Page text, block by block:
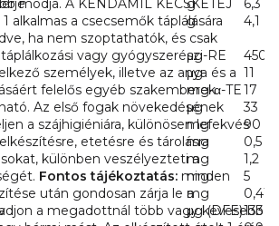
módja. A KENDAMIL KECSKETEJ
alkalmas a csecsemők táplálására
ha nem szoptathatók, és csak
vagy gyógyszerészi
személyek, illetve az anya és a
felelős egyéb szakemberek
Az első fogak növekedésének
a szájhigiéniára, különösen lefekvés
etetésre és tárolásra
különben veszélyezteti a
Fontos tájékoztatás: minden
után gondosan zárja le a
a megadottnál több vagy kevesebb
g
6,3
g
4,1
μg-RE
450
μg
11
mg-α-TE17
μg
33
mg
90
mg
0,5
mg
1,2
mg
5
mg
0,41
μg (DFE)133